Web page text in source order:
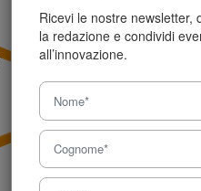
Ricevi le nostre newsletter,
la redazione e condividi
all’innovazione.